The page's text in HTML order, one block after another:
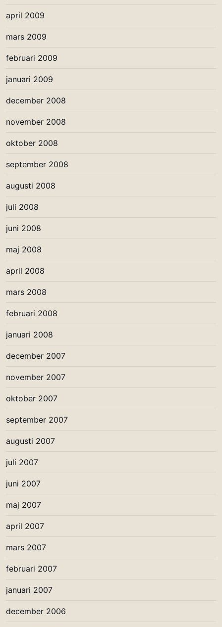
april 2009
mars 2009
februari 2009
januari 2009
december 2008
november 2008
oktober 2008
september 2008
augusti 2008
juli 2008
juni 2008
maj 2008
april 2008
mars 2008
februari 2008
januari 2008
december 2007
november 2007
oktober 2007
september 2007
augusti 2007
juli 2007
juni 2007
maj 2007
april 2007
mars 2007
februari 2007
januari 2007
december 2006